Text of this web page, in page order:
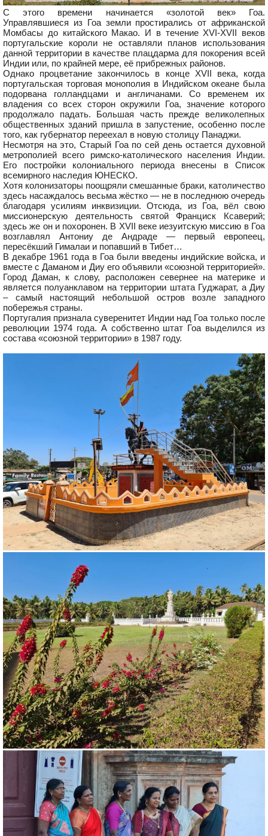
С этого времени начинается «золотой век» Гоа.
Управлявшиеся из Гоа земли простирались от африканской
Момбасы до китайского Макао. И в течение XVI-XVII веков
португальские короли не оставляли планов использования
данной территории в качестве плацдарма для покорения всей
Индии или, по крайней мере, её прибрежных районов.
Однако процветание закончилось в конце XVII века, когда
португальская торговая монополия в Индийском океане была
подорвана голландцами и англичанами. Со временем их
владения со всех сторон окружили Гоа, значение которого
продолжало падать. Большая часть прежде великолепных
общественных зданий пришла в запустение, особенно после
того, как губернатор переехал в новую столицу Панаджи.
Несмотря на это, Старый Гоа по сей день остается духовной
метрополией всего римско-католического населения Индии.
Его постройки колониального периода внесены в Список
всемирного наследия ЮНЕСКО.
Хотя колонизаторы поощряли смешанные браки, католичество
здесь насаждалось весьма жёстко — не в последнюю очередь
благодаря усилиям инквизиции. Отсюда, из Гоа, вёл свою
миссионерскую деятельность святой Франциск Ксаверий;
здесь же он и похоронен. В XVII веке иезуитскую миссию в Гоа
возглавлял Антониу де Андраде — первый европеец,
пересёкший Гималаи и попавший в Тибет…
В декабре 1961 года в Гоа были введены индийские войска, и
вместе с Даманом и Диу его объявили «союзной территорией».
Город Даман, к слову, расположен севернее на материке и
является полуанклавом на территории штата Гуджарат, а Диу
– самый настоящий небольшой остров возле западного
побережья страны.
Португалия признала суверенитет Индии над Гоа только после
революции 1974 года. А собственно штат Гоа выделился из
состава «союзной территории» в 1987 году.